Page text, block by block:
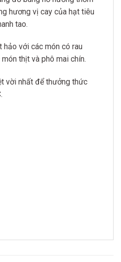
hương vị cay của hạt tiêu
tao.
hảo với các món có rau
món thịt và phô mai chín.
vời nhất để thưởng thức